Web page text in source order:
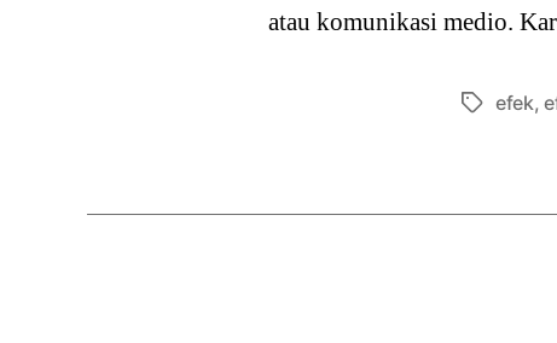
atau komunikasi medio.
Tagsefek,